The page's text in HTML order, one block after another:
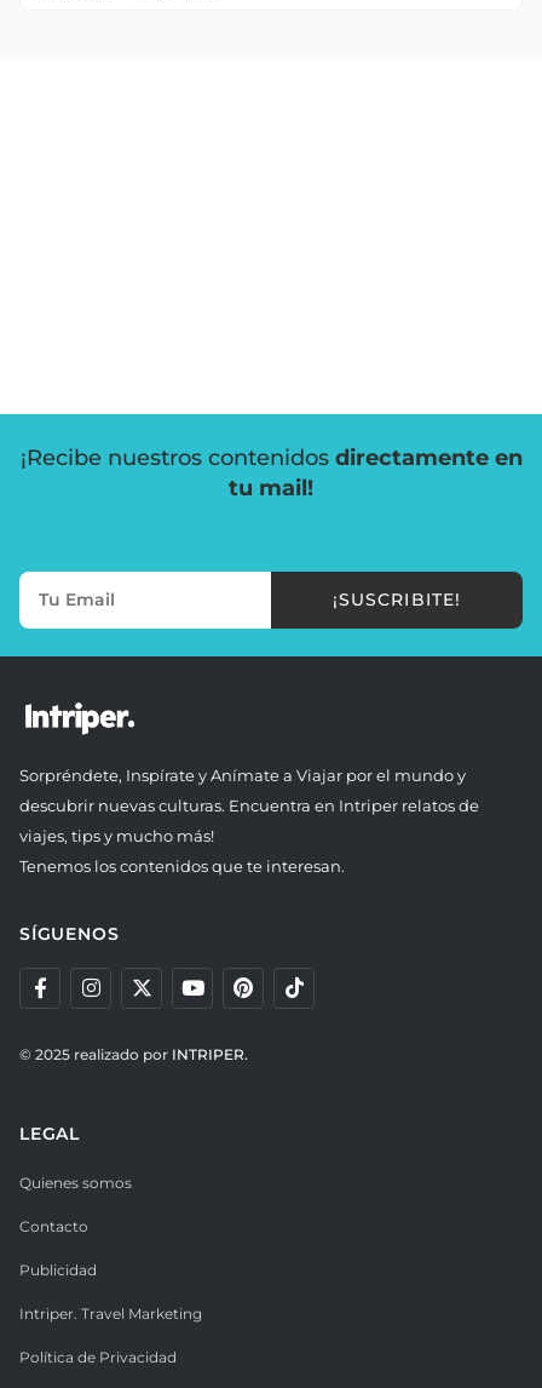
¡Recibe nuestros contenidos directamente en
tu mail!
¡SUSCRIBITE!
Sorpréndete, Inspírate y Anímate a Viajar por el mundo y
descubrir nuevas culturas. Encuentra en Intriper relatos de
viajes, tips y mucho más!
Tenemos los contenidos que te interesan.
SÍGUENOS
© 2025 realizado por INTRIPER.
LEGAL
Quienes somos
Contacto
Publicidad
Intriper. Travel Marketing
Política de Privacidad